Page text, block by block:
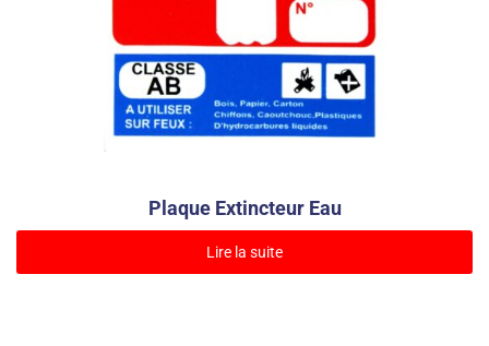
Plaque Extincteur Eau
Lire la suite